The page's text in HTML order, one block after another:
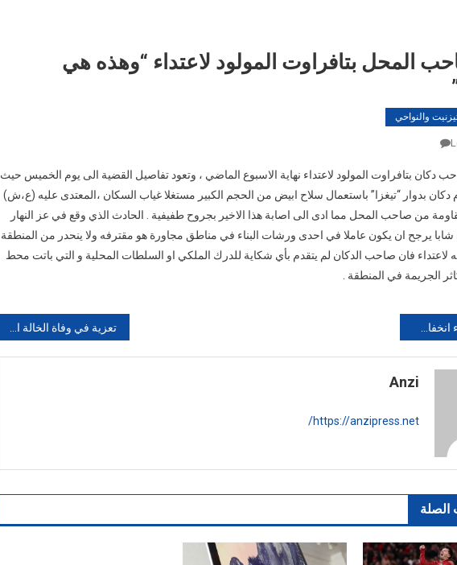
المحل بتافراوت المولود لاعتداء “وهذه هي
والنواحي
صاحب
المحل
بتافراوت
المولود
لاعتداء
“وهذه
بتافراوت المولود لاعتداء نهاية الاسبوع الماضي ، وتعود تفاصيل القضية الى يوم الخميس حيث
بدوار “تيغزا” باستعمال سلاح ابيض من الحجم الكبير مستغلا غياب السكان ،المعتدى عليه (ع،ش)
من صاحب المحل مما ادى الى اصابة هذا الاخير بجروح طفيفية . الحادث الذي وقع في عز النهار
شابا يرجح ان يكون عاملا في احدى ورشات البناء في مناطق مجاورة هو مقترفه ولا ينحدر من المنطقة
لاعتداء فان صاحب الدكان لم يتقدم بأي شكاية للدرك الملكي او السلطات المحلية و التي باتت محط
الجريمة في المنطقة .
Anzi
https://anzipress.net/
الصلة